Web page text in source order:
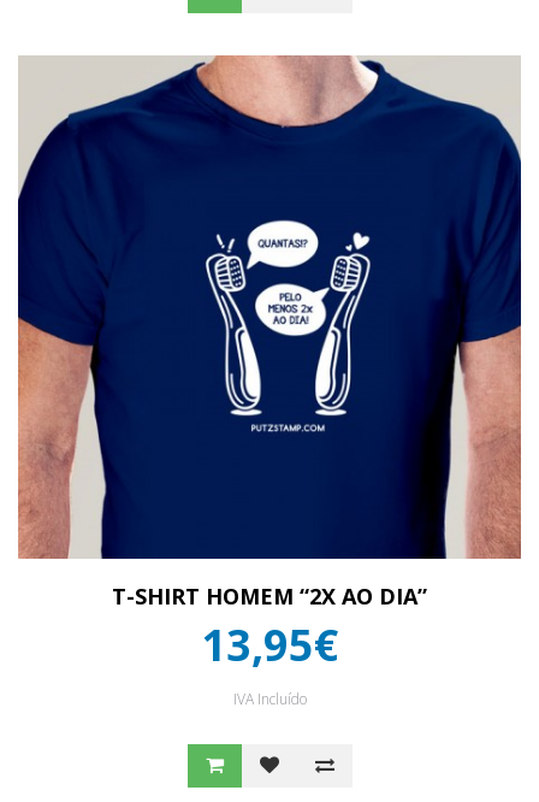
T-SHIRT HOMEM “2X AO DIA”
13,95€
IVA Incluído